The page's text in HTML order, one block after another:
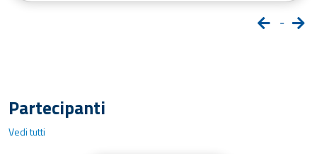
-
Partecipanti
Vedi tutti